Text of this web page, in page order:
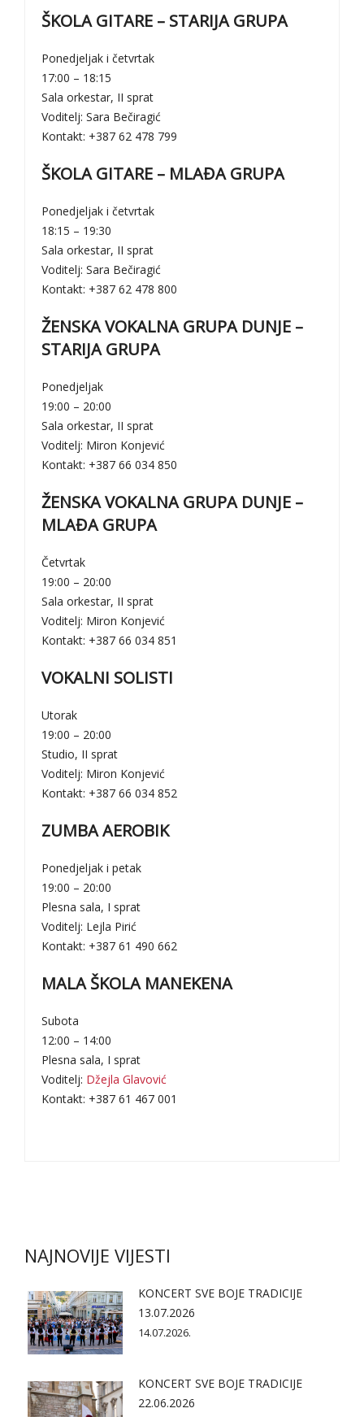
ŠKOLA GITARE – STARIJA GRUPA
Ponedjeljak i četvrtak
17:00 – 18:15
Sala orkestar, II sprat
Voditelj: Sara Bečiragić
Kontakt: +387 62 478 799
ŠKOLA GITARE – MLAĐA GRUPA
Ponedjeljak i četvrtak
18:15 – 19:30
Sala orkestar, II sprat
Voditelj: Sara Bečiragić
Kontakt: +387 62 478 800
ŽENSKA VOKALNA GRUPA DUNJE –
STARIJA GRUPA
Ponedjeljak
19:00 – 20:00
Sala orkestar, II sprat
Voditelj: Miron Konjević
Kontakt: +387 66 034 850
ŽENSKA VOKALNA GRUPA DUNJE –
MLAĐA GRUPA
Četvrtak
19:00 – 20:00
Sala orkestar, II sprat
Voditelj: Miron Konjević
Kontakt: +387 66 034 851
VOKALNI SOLISTI
Utorak
19:00 – 20:00
Studio, II sprat
Voditelj: Miron Konjević
Kontakt: +387 66 034 852
ZUMBA AEROBIK
Ponedjeljak i petak
19:00 – 20:00
Plesna sala, I sprat
Voditelj: Lejla Pirić
Kontakt: +387 61 490 662
MALA ŠKOLA MANEKENA
Subota
12:00 – 14:00
Plesna sala, I sprat
Voditelj: Džejla Glavović
Kontakt: +387 61 467 001
NAJNOVIJE VIJESTI
KONCERT SVE BOJE TRADICIJE
13.07.2026
14.07.2026.
KONCERT SVE BOJE TRADICIJE
22.06.2026